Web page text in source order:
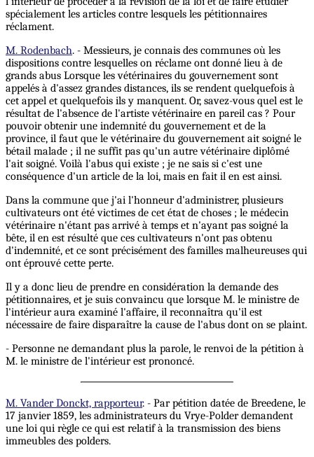
spécialement les articles contre lesquels les pétitionnaires
réclament.
M. Rodenbach. - Messieurs, je connais des communes où les
dispositions contre lesquelles on réclame ont donné lieu à de
grands abus Lorsque les vétérinaires du gouvernement sont
appelés à d'assez grandes distances, ils se rendent quelquefois à
cet appel et quelquefois ils y manquent. Or, savez-vous quel est le
résultat de l'absence de l'artiste vétérinaire en pareil cas ? Pour
pouvoir obtenir une indemnité du gouvernement et de la
province, il faut que le vétérinaire du gouvernement ait soigné le
bétail malade ; il ne suffit pas qu'un autre vétérinaire diplômé
l'ait soigné. Voilà l'abus qui existe ; je ne sais si c'est une
conséquence d'un article de la loi, mais en fait il en est ainsi.
Dans la commune que j'ai l'honneur d'administrer, plusieurs
cultivateurs ont été victimes de cet état de choses ; le médecin
vétérinaire n'étant pas arrivé à temps et n'ayant pas soigné la
bête, il en est résulté que ces cultivateurs n'ont pas obtenu
d'indemnité, et ce sont précisément des familles malheureuses qui
ont éprouvé cette perte.
Il y a donc lieu de prendre en considération la demande des
pétitionnaires, et je suis convaincu que lorsque M. le ministre de
l'intérieur aura examiné l'affaire, il reconnaîtra qu'il est
nécessaire de faire disparaître la cause de l'abus dont on se plaint.
- Personne ne demandant plus la parole, le renvoi de la pétition à
M. le ministre de l'intérieur est prononcé.
M. Vander Donckt, rapporteur. - Par pétition datée de Breedene, le
17 janvier 1859, les administrateurs du Vrye-Polder demandent
une loi qui règle ce qui est relatif à la transmission des biens
immeubles des polders.